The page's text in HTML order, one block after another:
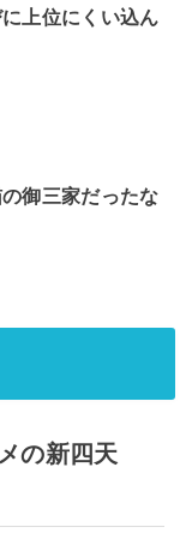
上位にくい込ん
御三家だったな
の新四天